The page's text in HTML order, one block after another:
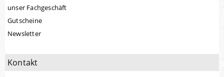
unser Fachgeschäft
Gutscheine
Newsletter
Kontakt